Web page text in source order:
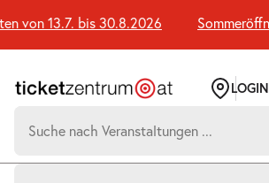
Seiteninhalt
springen
von 13.7. bis 30.8.2026
LOGIN
nach: